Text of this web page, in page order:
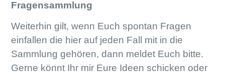
Fragensammlung
Weiterhin gilt, wenn Euch spontan Fragen
einfallen die hier auf jeden Fall mit in die
Sammlung gehören, dann meldet Euch bitte.
Gerne könnt Ihr mir Eure Ideen schicken oder